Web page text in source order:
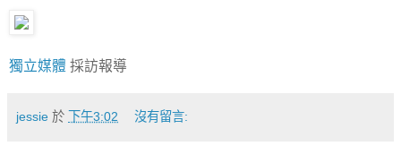
獨立媒體 採訪報導
jessie 於 下午3:02 沒有留言: